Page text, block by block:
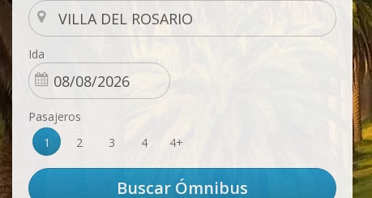
Ida
Pasajeros
1
2 3 4 4+